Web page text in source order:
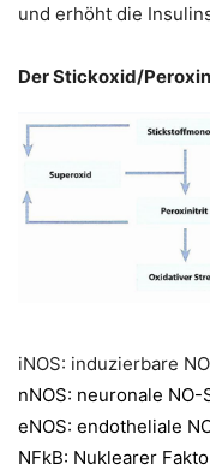
und erhöht die
Der Stickoxid/
iNOS: induzierbare
nNOS: neuronale NO-
eNOS: endotheliale
NFkB: Nuklearer